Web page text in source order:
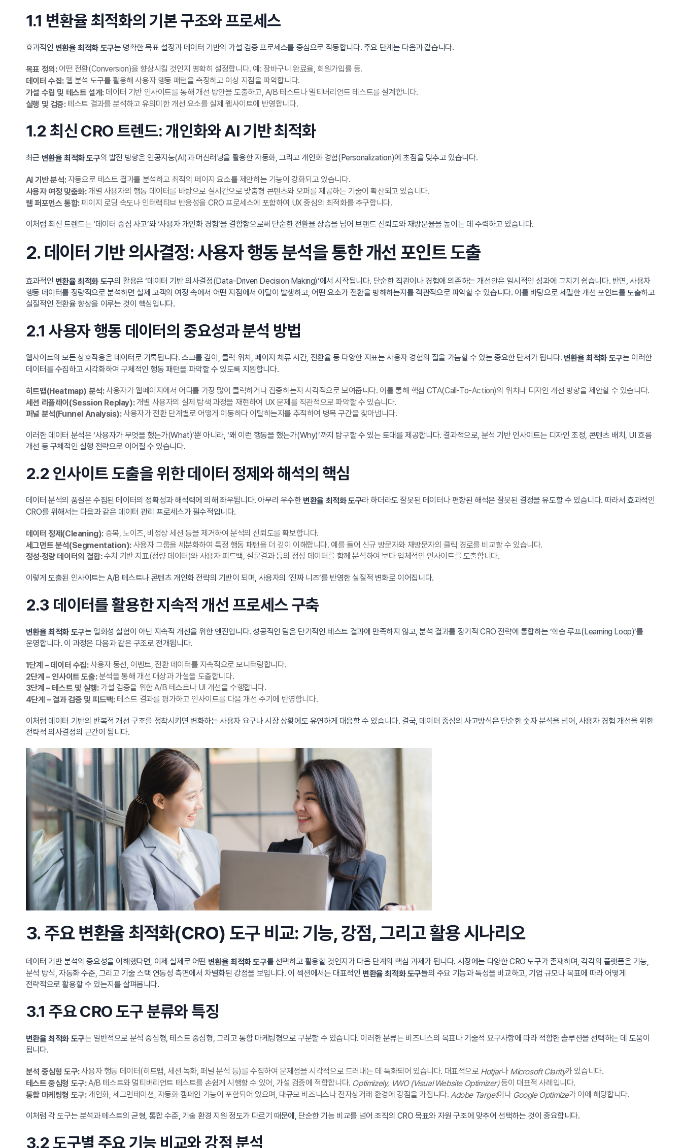
1.1 변환율 최적화의 기본 구조와 프로세스
효과적인 변환율 최적화 도구는 명확한 목표 설정과 데이터 기반의 가설 검증 프로세스를 중심으로 작동합니다. 주요 단계는 다음과 같습니다.
목표 정의:어떤 전환(Conversion)을 향상시킬 것인지 명확히 설정합니다. 예: 장바구니 완료율, 회원가입률 등.
데이터 수집:웹 분석 도구를 활용해 사용자 행동 패턴을 측정하고 이상 지점을 파악합니다.
가설 수립 및 테스트 설계:데이터 기반 인사이트를 통해 개선 방안을 도출하고, A/B 테스트나 멀티버리언트 테스트를 설계합니다.
실행 및 검증:테스트 결과를 분석하고 유의미한 개선 요소를 실제 웹사이트에 반영합니다.
1.2 최신 CRO 트렌드: 개인화와 AI 기반 최적화
최근 변환율 최적화 도구의 발전 방향은 인공지능(AI)과 머신러닝을 활용한 자동화, 그리고 개인화 경험(Personalization)에 초점을 맞추고 있습니다.
AI 기반 분석:자동으로 테스트 결과를 분석하고 최적의 페이지 요소를 제안하는 기능이 강화되고 있습니다.
사용자 여정 맞춤화:개별 사용자의 행동 데이터를 바탕으로 실시간으로 맞춤형 콘텐츠와 오퍼를 제공하는 기술이 확산되고 있습니다.
웹 퍼포먼스 통합:페이지 로딩 속도나 인터랙티브 반응성을 CRO 프로세스에 포함하여 UX 중심의 최적화를 추구합니다.
이처럼 최신 트렌드는 ‘데이터 중심 사고’와 ‘사용자 개인화 경험’을 결합함으로써 단순한 전환율 상승을 넘어 브랜드 신뢰도와 재방문율을 높이는 데 주력하고 있습니다.
2. 데이터 기반 의사결정: 사용자 행동 분석을 통한 개선 포인트 도출
효과적인 변환율 최적화 도구의 활용은 ‘데이터 기반 의사결정(Data-Driven Decision Making)’에서 시작됩니다. 단순한 직관이나 경험에 의존하는 개선안은 일시적인 성과에 그치기 쉽습니다. 반면, 사용자
행동 데이터를 정량적으로 분석하면 실제 고객의 여정 속에서 어떤 지점에서 이탈이 발생하고, 어떤 요소가 전환을 방해하는지를 객관적으로 파악할 수 있습니다. 이를 바탕으로 세밀한 개선 포인트를 도출하고
실질적인 전환율 향상을 이루는 것이 핵심입니다.
2.1 사용자 행동 데이터의 중요성과 분석 방법
웹사이트의 모든 상호작용은 데이터로 기록됩니다. 스크롤 깊이, 클릭 위치, 페이지 체류 시간, 전환율 등 다양한 지표는 사용자 경험의 질을 가늠할 수 있는 중요한 단서가 됩니다. 변환율 최적화 도구는 이러한
데이터를 수집하고 시각화하여 구체적인 행동 패턴을 파악할 수 있도록 지원합니다.
히트맵(Heatmap) 분석:사용자가 웹페이지에서 어디를 가장 많이 클릭하거나 집중하는지 시각적으로 보여줍니다. 이를 통해 핵심 CTA(Call-To-Action)의 위치나 디자인 개선 방향을 제안할 수 있습니다.
세션 리플레이(Session Replay):개별 사용자의 실제 탐색 과정을 재현하여 UX 문제를 직관적으로 파악할 수 있습니다.
퍼널 분석(Funnel Analysis):사용자가 전환 단계별로 어떻게 이동하다 이탈하는지를 추적하여 병목 구간을 찾아냅니다.
이러한 데이터 분석은 ‘사용자가 무엇을 했는가(What)’뿐 아니라, ‘왜 이런 행동을 했는가(Why)’까지 탐구할 수 있는 토대를 제공합니다. 결과적으로, 분석 기반 인사이트는 디자인 조정, 콘텐츠 배치, UI 흐름
개선 등 구체적인 실행 전략으로 이어질 수 있습니다.
2.2 인사이트 도출을 위한 데이터 정제와 해석의 핵심
데이터 분석의 품질은 수집된 데이터의 정확성과 해석력에 의해 좌우됩니다. 아무리 우수한 변환율 최적화 도구라 하더라도 잘못된 데이터나 편향된 해석은 잘못된 결정을 유도할 수 있습니다. 따라서 효과적인
CRO를 위해서는 다음과 같은 데이터 관리 프로세스가 필수적입니다.
데이터 정제(Cleaning):중복, 노이즈, 비정상 세션 등을 제거하여 분석의 신뢰도를 확보합니다.
세그먼트 분석(Segmentation):사용자 그룹을 세분화하여 특정 행동 패턴을 더 깊이 이해합니다. 예를 들어 신규 방문자와 재방문자의 클릭 경로를 비교할 수 있습니다.
정성·정량 데이터의 결합:수치 기반 지표(정량 데이터)와 사용자 피드백, 설문결과 등의 정성 데이터를 함께 분석하여 보다 입체적인 인사이트를 도출합니다.
이렇게 도출된 인사이트는 A/B 테스트나 콘텐츠 개인화 전략의 기반이 되며, 사용자의 ‘진짜 니즈’를 반영한 실질적 변화로 이어집니다.
2.3 데이터를 활용한 지속적 개선 프로세스 구축
변환율 최적화 도구는 일회성 실험이 아닌 지속적 개선을 위한 엔진입니다. 성공적인 팀은 단기적인 테스트 결과에 만족하지 않고, 분석 결과를 장기적 CRO 전략에 통합하는 ‘학습 루프(Learning Loop)’를
운영합니다. 이 과정은 다음과 같은 구조로 전개됩니다.
1단계 – 데이터 수집:사용자 동선, 이벤트, 전환 데이터를 지속적으로 모니터링합니다.
2단계 – 인사이트 도출:분석을 통해 개선 대상과 가설을 도출합니다.
3단계 – 테스트 및 실행:가설 검증을 위한 A/B 테스트나 UI 개선을 수행합니다.
4단계 – 결과 검증 및 피드백:테스트 결과를 평가하고 인사이트를 다음 개선 주기에 반영합니다.
이처럼 데이터 기반의 반복적 개선 구조를 정착시키면 변화하는 사용자 요구나 시장 상황에도 유연하게 대응할 수 있습니다. 결국, 데이터 중심의 사고방식은 단순한 숫자 분석을 넘어, 사용자 경험 개선을 위한
전략적 의사결정의 근간이 됩니다.
3. 주요 변환율 최적화(CRO) 도구 비교: 기능, 강점, 그리고 활용 시나리오
데이터 기반 분석의 중요성을 이해했다면, 이제 실제로 어떤 변환율 최적화 도구를 선택하고 활용할 것인지가 다음 단계의 핵심 과제가 됩니다. 시장에는 다양한 CRO 도구가 존재하며, 각각의 플랫폼은 기능,
분석 방식, 자동화 수준, 그리고 기술 스택 연동성 측면에서 차별화된 강점을 보입니다. 이 섹션에서는 대표적인 변환율 최적화 도구들의 주요 기능과 특성을 비교하고, 기업 규모나 목표에 따라 어떻게
전략적으로 활용할 수 있는지를 살펴봅니다.
3.1 주요 CRO 도구 분류와 특징
변환율 최적화 도구는 일반적으로 분석 중심형, 테스트 중심형, 그리고 통합 마케팅형으로 구분할 수 있습니다. 이러한 분류는 비즈니스의 목표나 기술적 요구사항에 따라 적합한 솔루션을 선택하는 데 도움이
됩니다.
분석 중심형 도구:사용자 행동 데이터(히트맵, 세션 녹화, 퍼널 분석 등)를 수집하여 문제점을 시각적으로 드러내는 데 특화되어 있습니다. 대표적으로 Hotjar나 Microsoft Clarity가 있습니다.
테스트 중심형 도구:A/B 테스트와 멀티버리언트 테스트를 손쉽게 시행할 수 있어, 가설 검증에 적합합니다. Optimizely, VWO (Visual Website Optimizer)등이 대표적 사례입니다.
통합 마케팅형 도구:개인화, 세그먼테이션, 자동화 캠페인 기능이 포함되어 있으며, 대규모 비즈니스나 전자상거래 환경에 강점을 가집니다. Adobe Target이나 Google Optimize가 이에 해당합니다.
이처럼 각 도구는 분석과 테스트의 균형, 통합 수준, 기술 환경 지원 정도가 다르기 때문에, 단순한 기능 비교를 넘어 조직의 CRO 목표와 자원 구조에 맞추어 선택하는 것이 중요합니다.
3.2 도구별 주요 기능 비교와 강점 분석